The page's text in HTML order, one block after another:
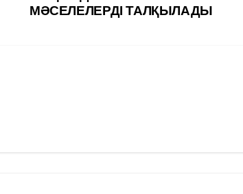
МӘСЕЛЕЛЕРДІ ТАЛҚЫЛАДЫ